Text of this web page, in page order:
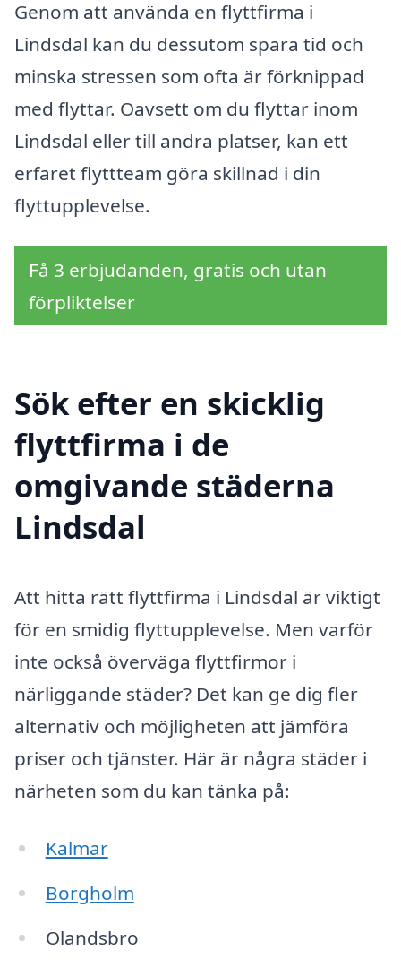
Genom att använda en flyttfirma i
Lindsdal kan du dessutom spara tid och
minska stressen som ofta är förknippad
med flyttar. Oavsett om du flyttar inom
Lindsdal eller till andra platser, kan ett
erfaret flyttteam göra skillnad i din
flyttupplevelse.
Få 3 erbjudanden, gratis och utan
förpliktelser
Sök efter en skicklig
flyttfirma i de
omgivande städerna
Lindsdal
Att hitta rätt flyttfirma i Lindsdal är viktigt
för en smidig flyttupplevelse. Men varför
inte också överväga flyttfirmor i
närliggande städer? Det kan ge dig fler
alternativ och möjligheten att jämföra
priser och tjänster. Här är några städer i
närheten som du kan tänka på:
Kalmar
Borgholm
Ölandsbro